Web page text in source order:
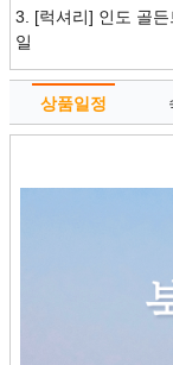
3. [럭셔리] 인도 골
일
상품일정